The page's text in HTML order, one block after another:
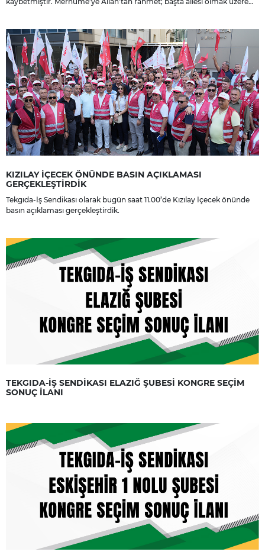
KIZILAY İÇECEK ÖNÜNDE BASIN AÇIKLAMASI
GERÇEKLEŞTİRDİK
Tekgıda-İş Sendikası olarak bugün saat 11.00’de Kızılay İçecek önünde
basın açıklaması gerçekleştirdik.
TEKGIDA-İŞ SENDİKASI ELAZIĞ ŞUBESİ KONGRE SEÇİM
SONUÇ İLANI